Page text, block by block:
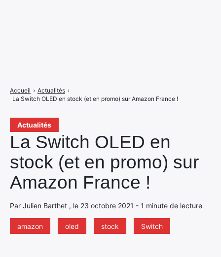
Actualités
La Switch OLED en
stock (et en promo) sur
Amazon France !
Par Julien Barthet , le 23 octobre 2021 - 1 minute de lecture
amazon oled stock Switch
Accueil › Actualités ›
La Switch OLED en stock (et en promo) sur Amazon France !